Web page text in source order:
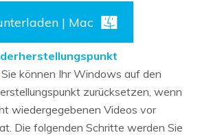
| Mac
Sie können Ihr Windows auf den
zurücksetzen, wenn
wiedergegebenen Videos vor
Die folgenden Schritte werden Sie